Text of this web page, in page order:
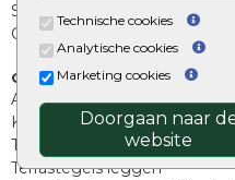
Technische cookies
Analytische cookies
Marketing cookies
Doorgaan naar
website
Split, grind en zand
Oprit tegels
Overig
Aanbiedingen
Kunstgras
Tuintegels outlet
Terrastegels leggen